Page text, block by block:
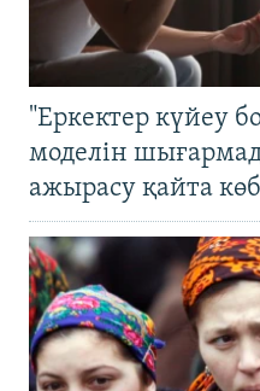
"Еркектер күйеу
моделін
ажырасу қайта